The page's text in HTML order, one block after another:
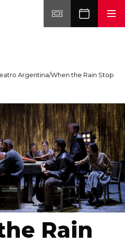
Argentina/When the Rain Stops
Rain